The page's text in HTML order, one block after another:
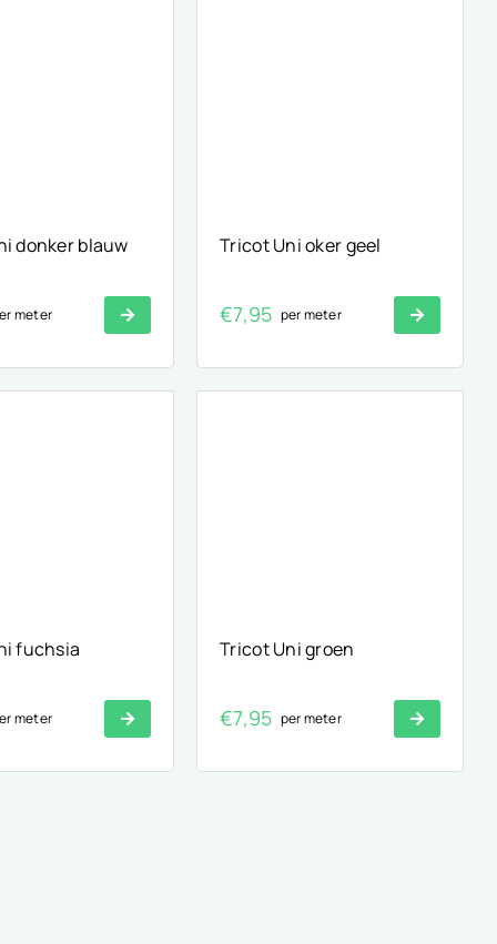
donker blauw
meter
Tricot Uni oker geel
€7,95 per meter
fuchsia
meter
Tricot Uni groen
€7,95 per meter